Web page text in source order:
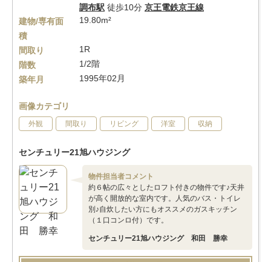
調布駅 徒歩10分 京王電鉄京王線
建物/専有面
積
19.80m²
間取り
1R
階数
1/2階
築年月
1995年02月
画像カテゴリ
外観 間取り リビング 洋室 収納
センチュリー21旭ハウジング
物件担当者コメント
約６帖の広々としたロフト付きの物件です♪天井
が高く開放的な室内です。人気のバス・トイレ
別♪自炊したい方にもオススメのガスキッチン
（１口コンロ付）です。
センチュリー21旭ハウジング 和田 勝幸